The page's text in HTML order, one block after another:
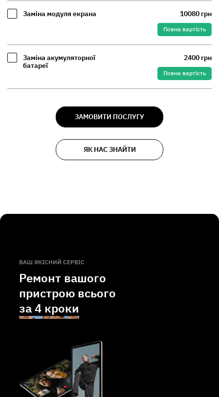
Заміна модуля екрана 10080 грн
Повна вартість
Заміна акумуляторної
батареї
2400 грн
Повна вартість
ЗАМОВИТИ ПОСЛУГУ
ЯК НАС ЗНАЙТИ
ВАШ ЯКІСНИЙ СЕРВІС
Ремонт вашого
пристрою всього
за4 кроки